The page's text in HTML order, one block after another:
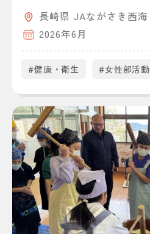
長崎県 JAながさき西海
2026年6月
#健康・衛生 #女性部活動